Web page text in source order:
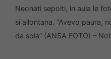
Neonati sepolti, in aula le
si allontana. “Avevo paura,
da sola” (ANSA FOTO) –